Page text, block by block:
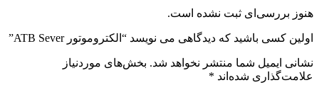
هنوز بررسی‌ای ثبت نشده است.
اولین کسی باشید که دیدگاهی می نویسد “الکتروموتور ATB Sever”
نشانی ایمیل شما منتشر نخواهد شد. بخش‌های موردنیاز
علامت‌گذاری شده‌اند *